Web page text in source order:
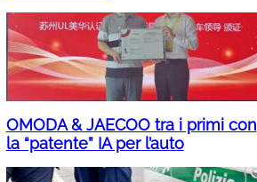
OMODA & JAECOO tra i primi con
la “patente” IA per l’auto